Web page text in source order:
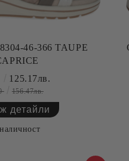
46-366 TAUPE
125.17лв.
156.47лв.
детайли